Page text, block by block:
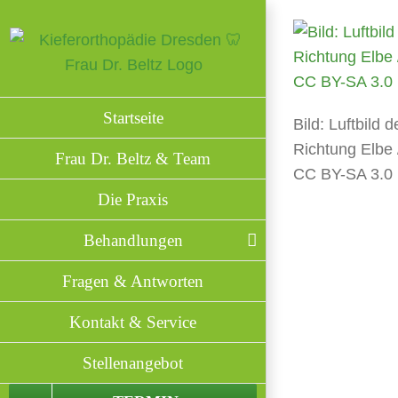
Inhalt
Startseite
Frau Dr. Beltz & Team
Die Praxis
Behandlungen
Fragen & Antworten
Kontakt & Service
Stellenangebot
Bild: Luftbild
Richtung
CC BY-SA 3.0